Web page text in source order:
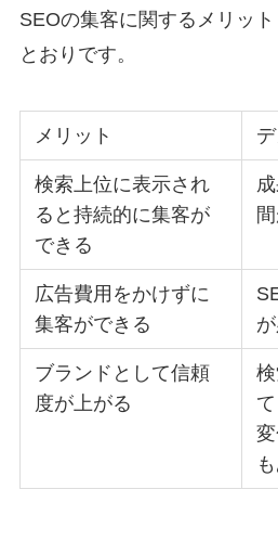
SEOの集客に関するメリッ
とおりです。
メリット
検索上位に表示され
ると持続的に集客が
できる
広告費用をかけずに
集客ができる
ブランドとして信頼
度が上がる